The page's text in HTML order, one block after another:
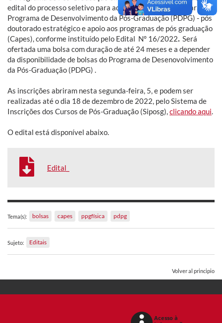
edital do processo seletivo para admissão de Doutores para o
Programa de Desenvolvimento da Pós-Graduação (PDPG) - pós
doutorado estratégico e apoio aos programas de pós graduação
(Capes), conforme instituído pelo Edital N° 16/2022. Será
ofertada uma bolsa com duração de até 24 meses e a depender
da disponibilidade de bolsas do Programa de Desenovolvimento
da Pós-Graduação (PDPG) .
As inscrições abriram nesta segunda-feira, 5, e podem ser
realizadas até o dia 18 de dezembro de 2022, pelo Sistema de
Inscrições dos Cursos de Pós-Graduação (Siposg), clicando aqui
O edital está disponível abaixo.
Edital_
Tema(s): bolsas capes ppgfísica pdpg
Sujeto: Editais
Volver al principio